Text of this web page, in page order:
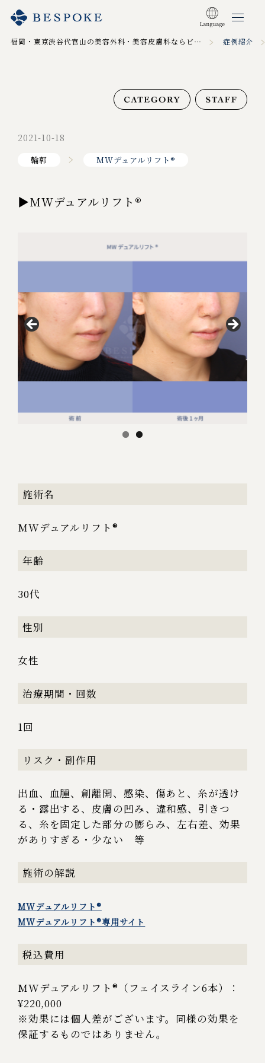
福岡・東京渋谷代官山の美容外科・美容皮膚科ならビスポーククリニック TOP 症例紹介
2021-10-18
輪郭 MWデュアルリフト®
▶MWデュアルリフト®︎
施術名
MWデュアルリフト®︎
年齢
30代
性別
女性
治療期間・回数
1回
リスク・副作用
出血、血腫、創離開、感染、傷あと、糸が透け
る・露出する、皮膚の凹み、違和感、引きつ
る、糸を固定した部分の膨らみ、左右差、効果
がありすぎる・少ない 等
施術の解説
MWデュアルリフト®︎
MWデュアルリフト®︎専用サイト
税込費用
MWデュアルリフト®︎（フェイスライン6本）：
¥220,000
※効果には個人差がございます。同様の効果を
保証するものではありません。